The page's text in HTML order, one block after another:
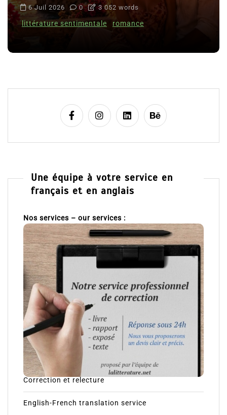
6 Juil 2026 0 3 052 words
littérature sentimentale romance
Une équipe à votre service en
français et en anglais
Nos services – our services :
Correction et relecture
English-French translation service